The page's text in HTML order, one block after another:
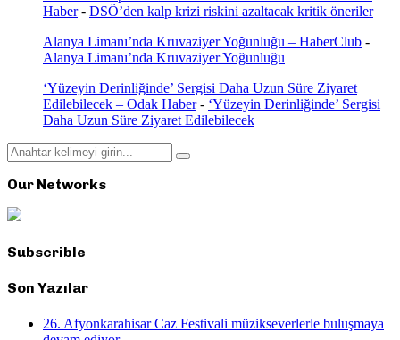
Haber- DSÖ’den kalp krizi riskini azaltacak kritik öneriler
Alanya Limanı’nda Kruvaziyer Yoğunluğu – HaberClub -
Alanya Limanı’nda Kruvaziyer Yoğunluğu
‘Yüzeyin Derinliğinde’ Sergisi Daha Uzun Süre Ziyaret
Edilebilecek – Odak Haber- ‘Yüzeyin Derinliğinde’ Sergisi
Daha Uzun Süre Ziyaret Edilebilecek
Search
for:
Search
Our Networks
Subscrible
Son Yazılar
26. Afyonkarahisar Caz Festivali müzikseverlerle buluşmaya